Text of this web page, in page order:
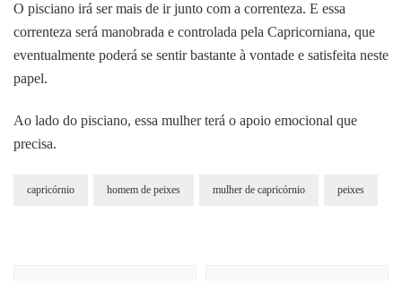
O pisciano irá ser mais de ir junto com a correnteza. E essa
correnteza será manobrada e controlada pela Capricorniana, que
eventualmente poderá se sentir bastante à vontade e satisfeita neste
papel.
Ao lado do pisciano, essa mulher terá o apoio emocional que
precisa.
capricórnio homem de peixes mulher de capricórnio peixes